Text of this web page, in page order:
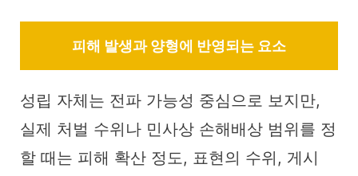
피해 발생과 양형에 반영되는 요소
성립 자체는 전파 가능성 중심으로 보지만,
실제 처벌 수위나 민사상 손해배상 범위를 정
할 때는 피해 확산 정도, 표현의 수위, 게시